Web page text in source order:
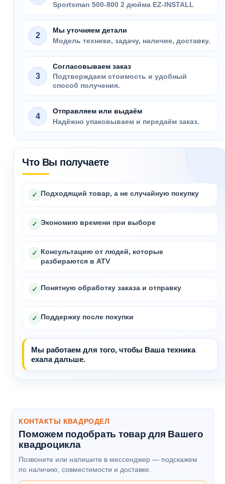
Sportsman 500-800 2 дюйма EZ-INSTALL
2
Мы уточняем детали
Модель техники, задачу, наличие, доставку.
3
Согласовываем заказ
Подтверждаем стоимость и удобный
способ получения.
4
Отправляем или выдаём
Надёжно упаковываем и передаём заказ.
Что Вы получаете
✓ Подходящий товар, а не случайную покупку
✓ Экономию времени при выборе
✓ Консультацию от людей, которые
разбираются в ATV
✓ Понятную обработку заказа и отправку
✓ Поддержку после покупки
Мы работаем для того, чтобы Ваша техника
ехала дальше.
КОНТАКТЫ КВАДРОДЕЛ
Поможем подобрать товар для Вашего
квадроцикла
Позвоните или напишите в мессенджер — подскажем
по наличию, совместимости и доставке.